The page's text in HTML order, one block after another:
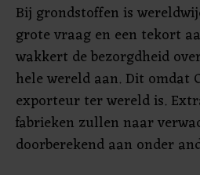
Bij grondstoffen is
grote vraag en een tekort
wakkert de bezorgdheid
hele wereld aan. Dit omdat
exporteur ter wereld is.
fabrieken zullen naar
doorberekend aan onder